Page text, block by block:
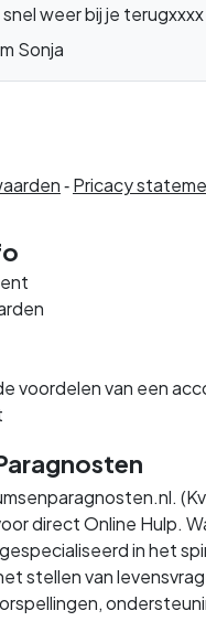
weer bij je terugxxxx
Sonja
‐Pricacy
voordelen van een
direct Online Hulp.
in het
stellen van